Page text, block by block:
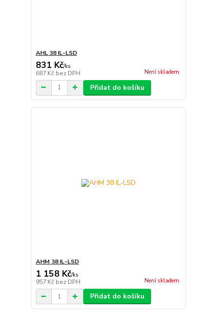
AHL 38 IL-LSD
831 Kč/ks
687 Kč bez DPH Není skladem
Přidat do košíku
AHM 38 IL-LSD
1 158 Kč/ks
957 Kč bez DPH Není skladem
Přidat do košíku